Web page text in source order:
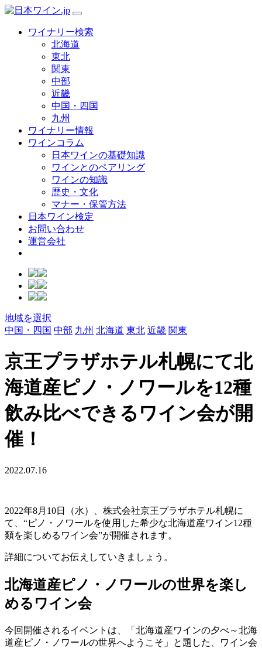
ワイナリー検索
北海道
東北
関東
中部
近畿
中国・四国
九州
ワイナリー情報
ワインコラム
日本ワインの基礎知識
ワインとのペアリング
ワインの知識
歴史・文化
マナー・保管方法
日本ワイン検定
お問い合わせ
運営会社
地域を選択
中国・四国 中部 九州 北海道 東北 近畿 関東
京王プラザホテル札幌にて北
海道産ピノ・ノワールを12種
飲み比べできるワイン会が開
催！
2022.07.16
2022年8月10日（水）、株式会社京王プラザホテル札幌に
て、“ピノ・ノワールを使用した希少な北海道産ワイン12種
類を楽しめるワイン会”が開催されます。
詳細についてお伝えしていきましょう。
北海道産ピノ・ノワールの世界を楽し
めるワイン会
今回開催されるイベントは、「北海道産ワインの夕べ～北海
道産ピノ・ノワールの世界へようこそ」と題した、ワイン会